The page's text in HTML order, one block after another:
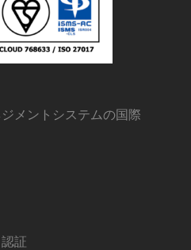
メントシステムの国際
証